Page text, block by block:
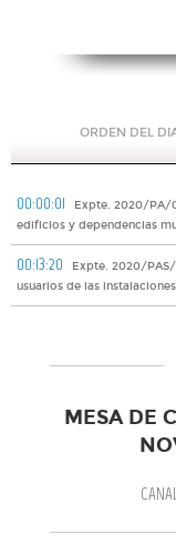
ORDEN DEL
00:00:01
Expte. 2020/PA/
edificios y dependencias
00:13:20
Expte. 2020/
usuarios de las
MESA DE